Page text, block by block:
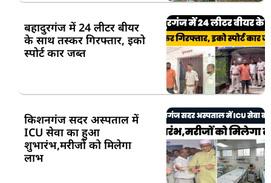
बहादुरगंज में 24 लीटर बीयर
के साथ तस्कर गिरफ्तार, इको
स्पोर्ट कार जब्त
किशनगंज सदर अस्पताल में
ICU सेवा का हुआ
शुभारंभ,मरीजों को मिलेगा
लाभ